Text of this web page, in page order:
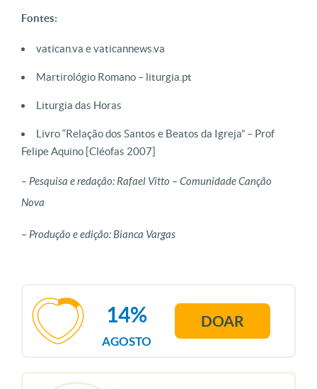
Fontes:
vatican.va e vaticannews.va
Martirológio Romano – liturgia.pt
Liturgia das Horas
Livro “Relação dos Santos e Beatos da Igreja” – Prof
Felipe Aquino [Cléofas 2007]
– Pesquisa e redação: Rafael Vitto – Comunidade Canção
Nova
– Produção e edição: Bianca Vargas
AGOSTO
14% DOAR